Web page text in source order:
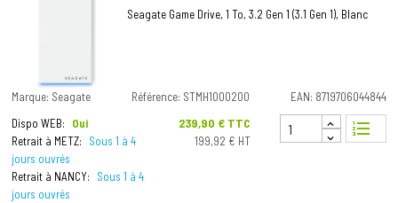
Seagate Game Drive, 1 To, 3.2 Gen 1 (3.1 Gen 1), Blanc
Marque: Seagate Référence: STMH1000200
EAN: 8719706044844
Dispo WEB:
Oui
Retrait à METZ:
Sous 1 à 4
jours ouvrés
Retrait à NANCY:
Sous 1 à 4
jours ouvrés
Prix
239,90 € TTC
199,92 € HT
format_list_numbered